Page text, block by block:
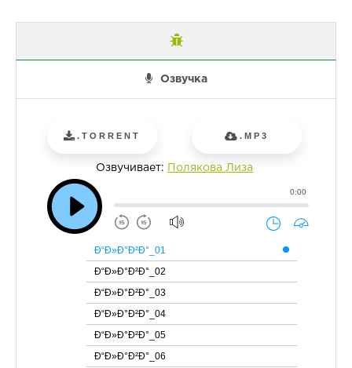
Озвучка
.TORRENT .MP3
Озвучивает: Полякова Лиза
0:00
Ð“Ð»Ð°Ð²Ð°_01
Ð“Ð»Ð°Ð²Ð°_02
Ð“Ð»Ð°Ð²Ð°_03
Ð“Ð»Ð°Ð²Ð°_04
Ð“Ð»Ð°Ð²Ð°_05
Ð“Ð»Ð°Ð²Ð°_06